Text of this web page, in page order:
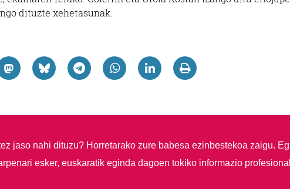
dituzte xehetasunak.
jaso nahi dituzu? Horretarako zure babesa ezinbestekoa zaigu.
esker, euskaratik eginda dagoen tokiko informazio